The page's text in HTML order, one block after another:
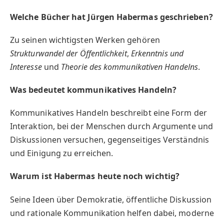
Welche Bücher hat Jürgen Habermas geschrieben?
Zu seinen wichtigsten Werken gehören
Strukturwandel der Öffentlichkeit, Erkenntnis und
Interesseund Theorie des kommunikativen Handelns.
Was bedeutet kommunikatives Handeln?
Kommunikatives Handeln beschreibt eine Form der
Interaktion, bei der Menschen durch Argumente und
Diskussionen versuchen, gegenseitiges Verständnis
und Einigung zu erreichen.
Warum ist Habermas heute noch wichtig?
Seine Ideen über Demokratie, öffentliche Diskussion
und rationale Kommunikation helfen dabei, moderne